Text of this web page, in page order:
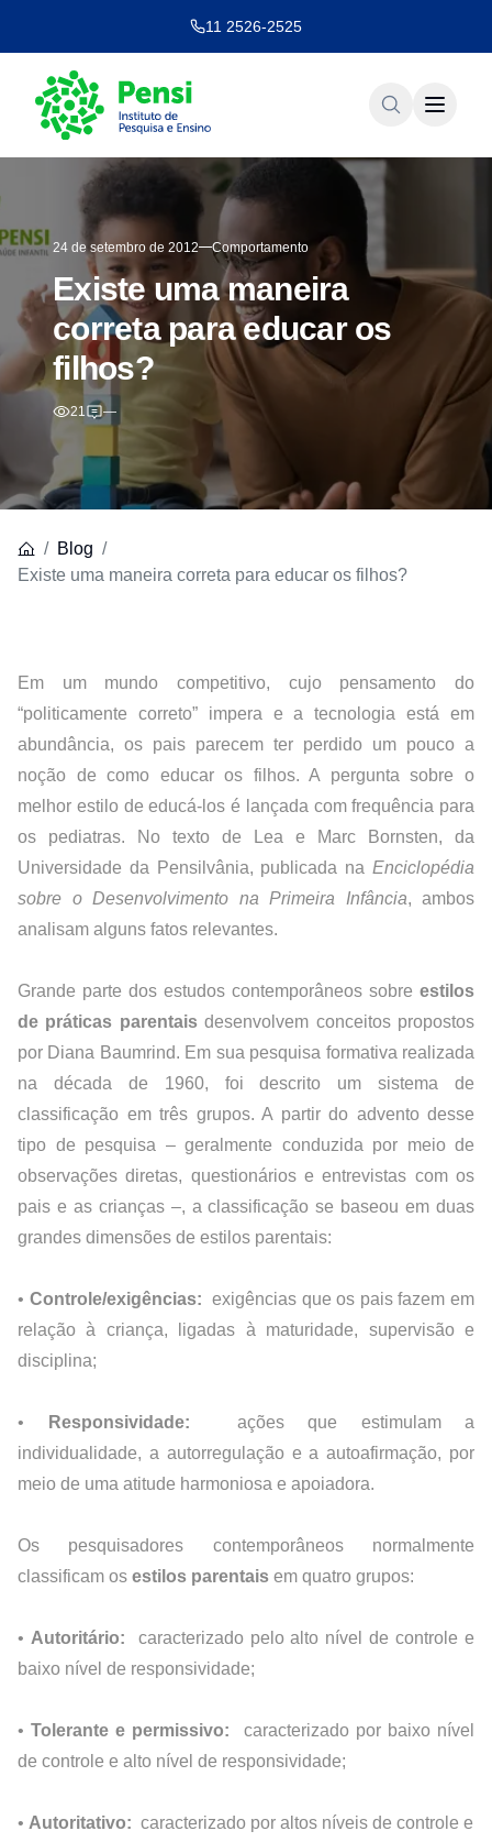
11 2526-2525
24 de setembro de 2012 Comportamento
Existe uma maneira
correta para educar os
filhos?
21 —
Blog
Existe uma maneira correta para educar os filhos?
Em um mundo competitivo, cujo pensamento do
“politicamente correto” impera e a tecnologia está em
abundância, os pais parecem ter perdido um pouco a
noção de como educar os filhos. A pergunta sobre o
melhor estilo de educá-los é lançada com frequência para
os pediatras.
No texto de Lea e Marc Bornsten, da
Universidade da Pensilvânia, publicada na Enciclopédia
sobre o Desenvolvimento na Primeira Infância, ambos
analisam alguns fatos relevantes.
Grande parte dos estudos contemporâneos sobre estilos
de práticas parentais desenvolvem conceitos propostos
por Diana Baumrind. Em sua pesquisa formativa realizada
na década de 1960, foi descrito um sistema de
classificação em três grupos. A partir do advento desse
tipo de pesquisa – geralmente conduzida por meio de
observações diretas, questionários e entrevistas com os
pais e as crianças –, a classificação se baseou em duas
grandes dimensões de estilos parentais:
• Controle/exigências: exigências que os pais fazem em
relação à criança, ligadas à maturidade, supervisão e
disciplina;
• Responsividade:
ações que estimulam a
individualidade, a autorregulação e a autoafirmação, por
meio de uma atitude harmoniosa e apoiadora.
Os pesquisadores contemporâneos normalmente
classificam os estilos parentais em quatro grupos:
• Autoritário:
caracterizado pelo alto nível de controle e
baixo nível de responsividade;
• Tolerante e permissivo:
caracterizado por baixo nível
de controle e alto nível de responsividade;
• Autoritativo: caracterizado por altos níveis de controle e